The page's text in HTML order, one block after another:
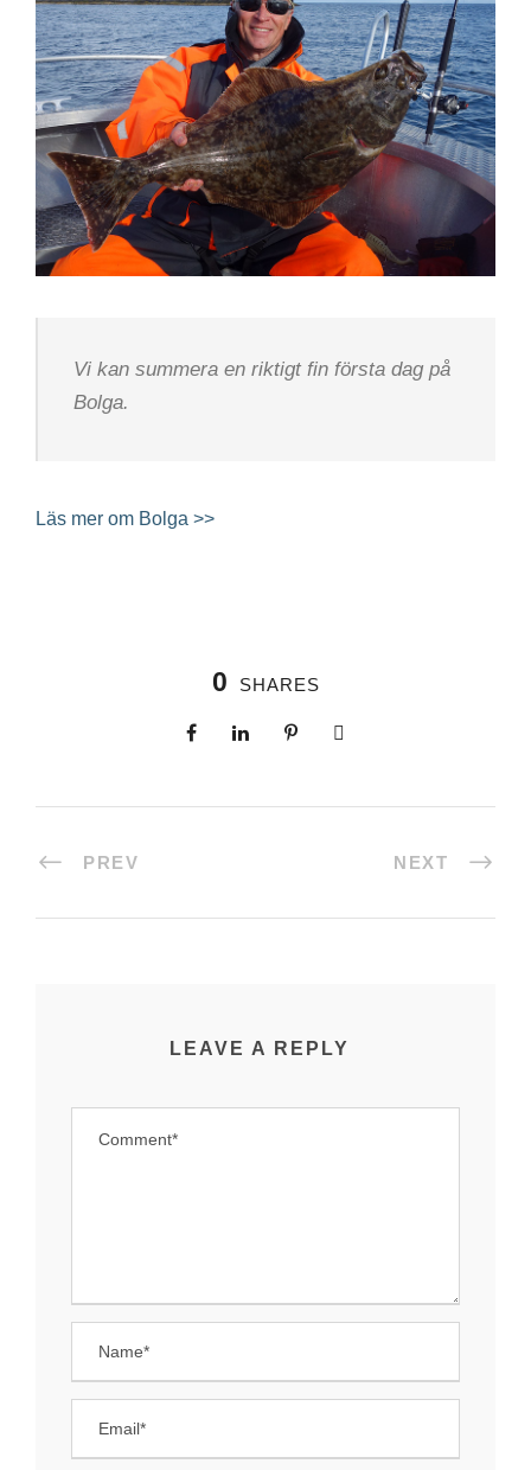
Vi kan summera en riktigt fin första dag på
Bolga.
Läs mer om Bolga >>
0 SHARES
PREV NEXT
LEAVE A REPLY